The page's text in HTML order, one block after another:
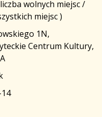
wolnych miejsc /
miejsc )
1N,
Centrum Kultury,